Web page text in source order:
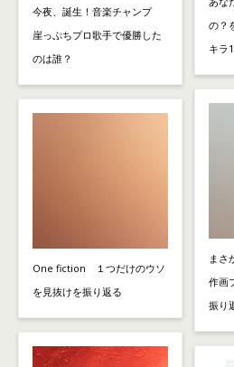
今夜、誕生！音楽チャンプ
崖っぷちプロ歌手で優勝した
のは誰？
One fiction １つだけのウソ
を見抜けを振り返る
の？
キラ
まさ
作画
振り